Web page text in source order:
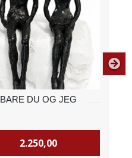
BARE DU OG JEG
2.250,00